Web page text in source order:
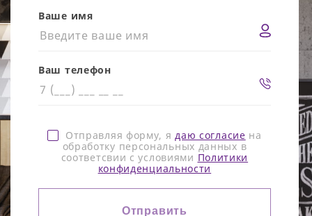
Ваше имя
Ваш телефон
Отправляя форму, ядаю согласие на
обработку персональных данных в
соответсвии с условиями Политики
конфиденциальности